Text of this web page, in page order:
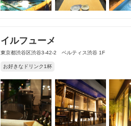
イルフューメ
東京都渋谷区渋谷3-42-2 ベルティス渋谷 1F
お好きなドリンク1杯